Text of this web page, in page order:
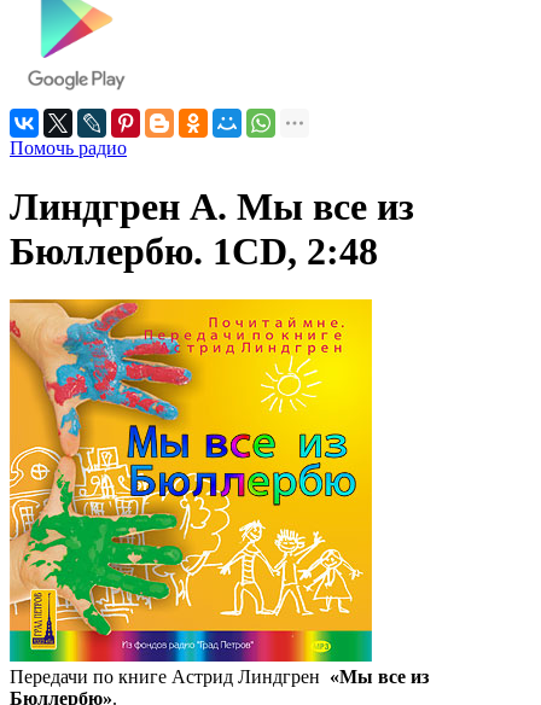
Помочь радио
Линдгрен А. Мы все из
Бюллербю. 1CD, 2:48
Передачи по книге Астрид Линдгрен «Мы все из
Бюллербю».